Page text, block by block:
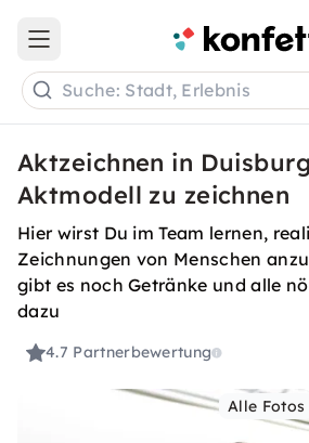
Open main menu
Suche: Stadt, Erlebnis
Aktzeichnen in
Aktmodell zu zeichnen
Hier wirst Du im Team lernen,
Zeichnungen von Menschen
gibt es noch Getränke und alle
dazu
4.7 Partnerbewertung
Alle Fotos